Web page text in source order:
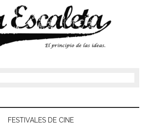
FESTIVALES DE CINE